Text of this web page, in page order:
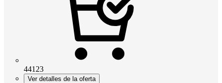
44123
Ver detalles de la oferta